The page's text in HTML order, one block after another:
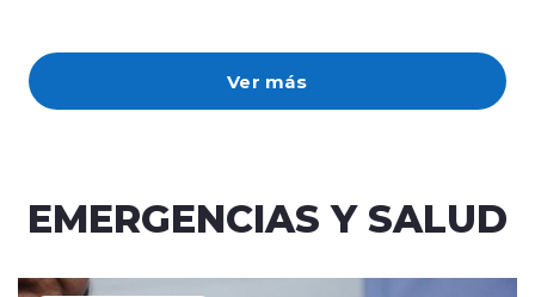
Ver más
EMERGENCIAS Y SALUD